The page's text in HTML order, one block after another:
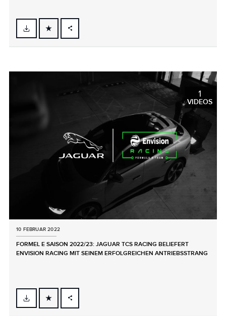
FACEBOOK
LINKEDIN
1
VIDEOS
10 FEBRUAR 2022
FORMEL E SAISON 2022/23: JAGUAR TCS RACING BELIEFERT
ENVISION RACING MIT SEINEM ERFOLGREICHEN ANTRIEBSSTRANG
FACEBOOK